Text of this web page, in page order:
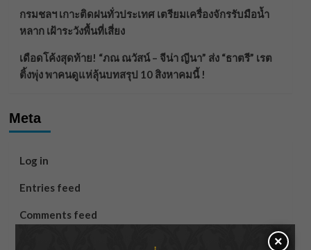
กรมชลฯ เกาะติดฝนทั่วประเทศ เตรียมเครื่องจักรรับมือน้ำ
หลาก เฝ้าระวังพื้นที่เสี่ยง
เดือดโค้งสุดท้าย! “ภณ ณวัสน์ – จีน่า ญีนา” ส่ง “ธาตรี” เรต
ติ้งพุ่ง พาคนดูแห่ลุ้นบทสรุป 10 สิงหาคมนี้ !
Meta
Log in
Entries feed
Comments feed
×